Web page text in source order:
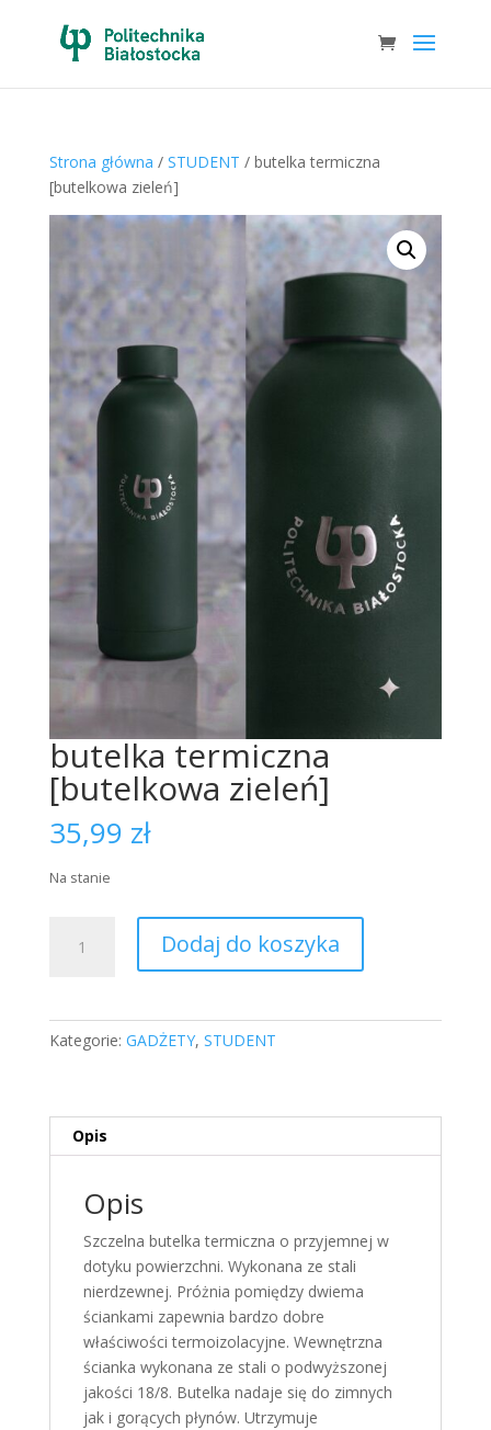
Strona główna / STUDENT / butelka termiczna
[butelkowa zieleń]
butelka termiczna
[butelkowa zieleń]
35,99 zł
Na stanie
butelka
Dodaj do koszyka
Kategorie: GADŻETY, STUDENT
Opis
Opis
Szczelna butelka termiczna o przyjemnej w
dotyku powierzchni. Wykonana ze stali
nierdzewnej. Próżnia pomiędzy dwiema
ściankami zapewnia bardzo dobre
właściwości termoizolacyjne. Wewnętrzna
ścianka wykonana ze stali o podwyższonej
jakości 18/8. Butelka nadaje się do zimnych
jak i gorących płynów. Utrzymuje